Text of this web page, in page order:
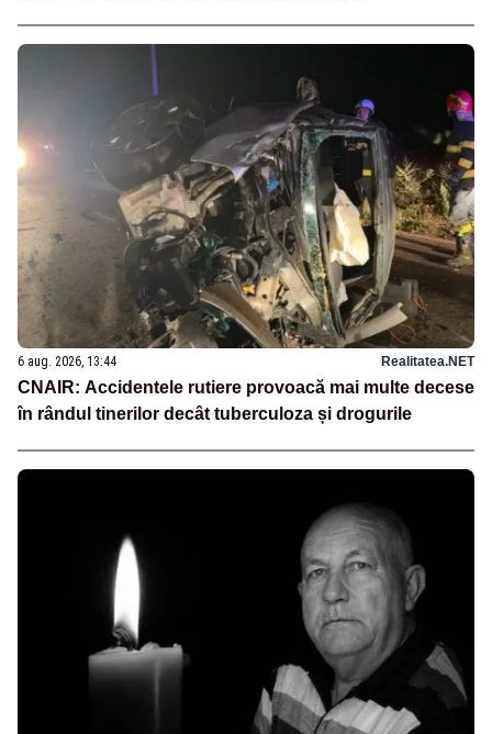
6 aug. 2026, 13:44 Realitatea.NET
CNAIR: Accidentele rutiere provoacă mai multe decese
în rândul tinerilor decât tuberculoza și drogurile